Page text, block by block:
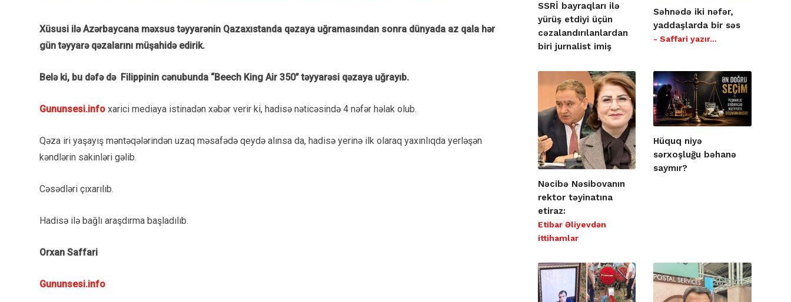
Xüsusi ilə Azərbaycana məxsus təyyarənin Qazaxıstanda qəzaya uğramasından sonra dünyada az qala hər
gün təyyarə qəzalarını müşahidə edirik.
Belə ki, bu dəfə də Filippinin cənubunda “Beech King Air 350” təyyarəsi qəzaya uğrayıb.
Gununsesi.info xarici mediaya istinadən xəbər verir ki, hadisə nəticəsində 4 nəfər həlak olub.
Qəza iri yaşayış məntəqələrindən uzaq məsafədə qeydə alınsa da, hadisə yerinə ilk olaraq yaxınlıqda yerləşən
kəndlərin sakinləri gəlib.
Cəsədləri çıxarılıb.
Hadisə ilə bağlı araşdırma başladılıb.
Orxan Saffari
Gununsesi.info
SSRİ bayraqları ilə
yürüş etdiyi üçün
cəzalandırılanlardan
biri jurnalist imiş
Səhnədə iki nəfər,
yaddaşlarda bir səs
- Saffari yazır…
Nəcibə Nəsibovanın
rektor təyinatına
etiraz:
Etibar Əliyevdən
ittihamlar
Hüquq niyə
sərxoşluğu bəhanə
saymır?